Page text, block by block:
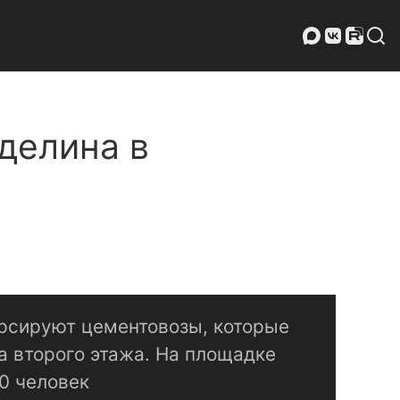
в
цементовозы, которые
второго этажа. На площадке
человек